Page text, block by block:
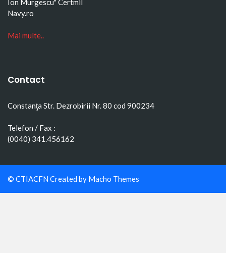
Ion Murgescu" Certmil
Navy.ro
Mai multe..
Contact
Constanţa Str. Dezrobirii Nr. 80 cod 900234
Telefon / Fax :
(0040) 341.456162
© CTIACFN Created by Macho Themes